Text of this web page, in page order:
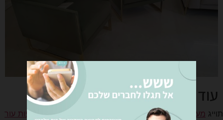
עוד עבודות
תוייג מערכות ישיבה בירושלים מערכות ישיבה מאיטליה,ספות עור